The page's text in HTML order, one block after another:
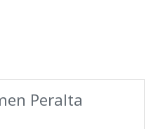
Peralta